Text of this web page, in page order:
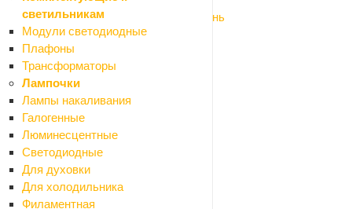
светильникам
Модули светодиодные
Плафоны
Трансформаторы
Лампочки
Лампы накаливания
Галогенные
Люминесцентные
Светодиодные
Для духовки
Для холодильника
Филаментная
Фитинги и комплектующие бронза/латунь
Фитинги стальные и чугунные
Система водяного отопления
Назад
Система водяного отопления
Водяной теплый пол
Коллекторы и комплектующие
Насосы циркуляционные
Полотенцесушители
Радиаторы
Шкафы коллекторные